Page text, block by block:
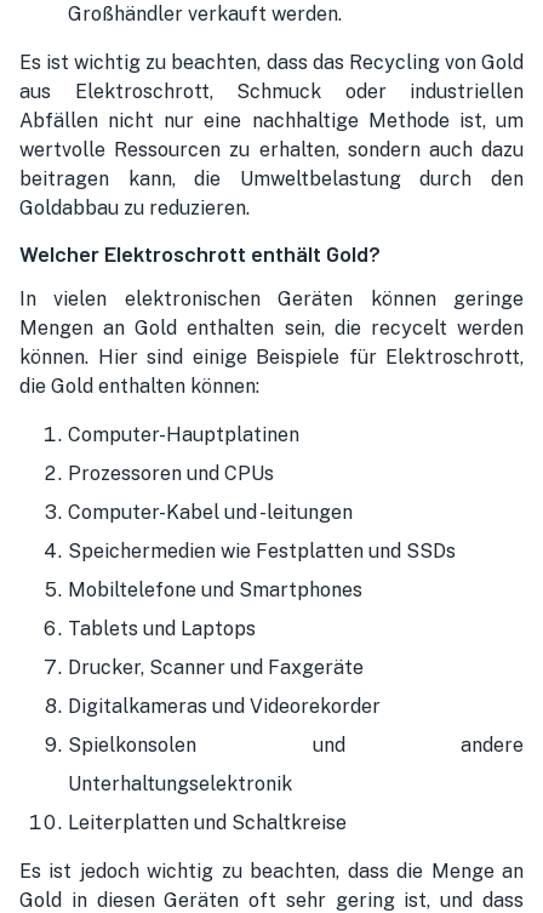
Großhändler verkauft werden.
Es ist wichtig zu beachten, dass das Recycling von Gold
aus Elektroschrott, Schmuck oder industriellen
Abfällen nicht nur eine nachhaltige Methode ist, um
wertvolle Ressourcen zu erhalten, sondern auch dazu
beitragen kann, die Umweltbelastung durch den
Goldabbau zu reduzieren.
Welcher Elektroschrott enthält Gold?
In vielen elektronischen Geräten können geringe
Mengen an Gold enthalten sein, die recycelt werden
können. Hier sind einige Beispiele für Elektroschrott,
die Gold enthalten können:
Computer-Hauptplatinen
Prozessoren und CPUs
Computer-Kabel und -leitungen
Speichermedien wie Festplatten und SSDs
Mobiltelefone und Smartphones
Tablets und Laptops
Drucker, Scanner und Faxgeräte
Digitalkameras und Videorekorder
Spielkonsolen und andere
Unterhaltungselektronik
Leiterplatten und Schaltkreise
Es ist jedoch wichtig zu beachten, dass die Menge an
Gold in diesen Geräten oft sehr gering ist, und dass